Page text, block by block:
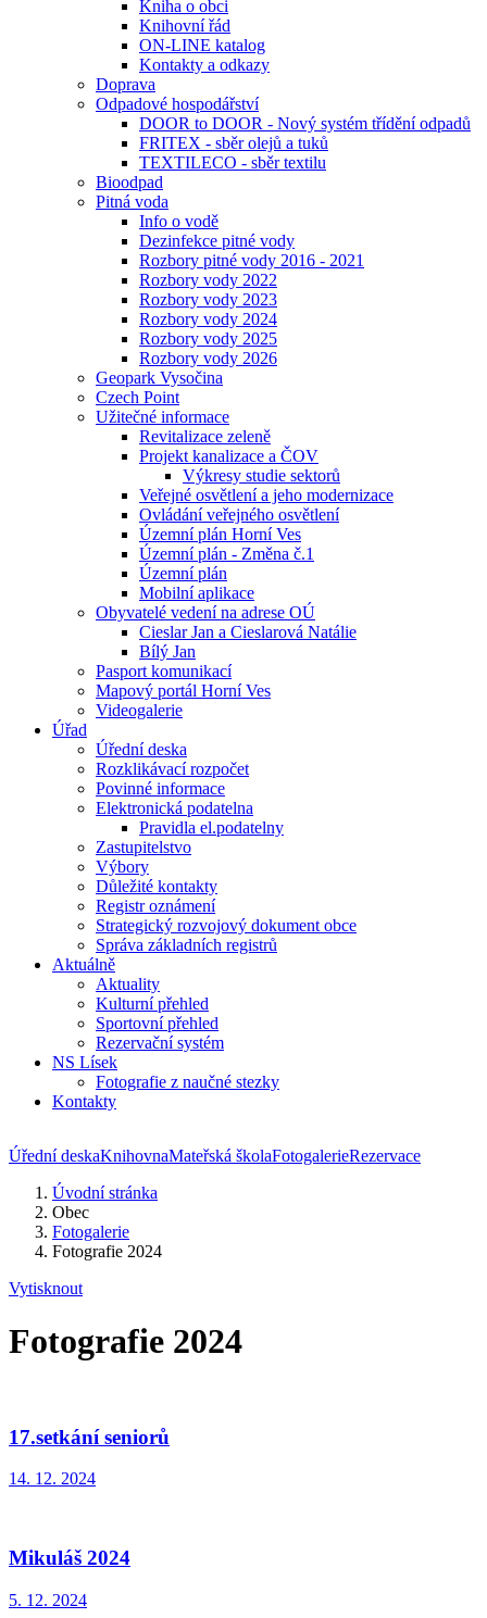
Kniha o obci
Knihovní řád
ON-LINE katalog
Kontakty a odkazy
Doprava
Odpadové hospodářství
DOOR to DOOR - Nový systém třídění odpadů
FRITEX - sběr olejů a tuků
TEXTILECO - sběr textilu
Bioodpad
Pitná voda
Info o vodě
Dezinfekce pitné vody
Rozbory pitné vody 2016 - 2021
Rozbory vody 2022
Rozbory vody 2023
Rozbory vody 2024
Rozbory vody 2025
Rozbory vody 2026
Geopark Vysočina
Czech Point
Užitečné informace
Revitalizace zeleně
Projekt kanalizace a ČOV
Výkresy studie sektorů
Veřejné osvětlení a jeho modernizace
Ovládání veřejného osvětlení
Územní plán Horní Ves
Územní plán - Změna č.1
Územní plán
Mobilní aplikace
Obyvatelé vedení na adrese OÚ
Cieslar Jan a Cieslarová Natálie
Bílý Jan
Pasport komunikací
Mapový portál Horní Ves
Videogalerie
Úřad
Úřední deska
Rozklikávací rozpočet
Povinné informace
Elektronická podatelna
Pravidla el.podatelny
Zastupitelstvo
Výbory
Důležité kontakty
Registr oznámení
Strategický rozvojový dokument obce
Správa základních registrů
Aktuálně
Aktuality
Kulturní přehled
Sportovní přehled
Rezervační systém
NS Lísek
Fotografie z naučné stezky
Kontakty
Úřední deskaKnihovnaMateřská školaFotogalerieRezervace
Úvodní stránka
Obec
Fotogalerie
Fotografie 2024
Vytisknout
Fotografie 2024
17.setkání seniorů
14. 12. 2024
Mikuláš 2024
5. 12. 2024